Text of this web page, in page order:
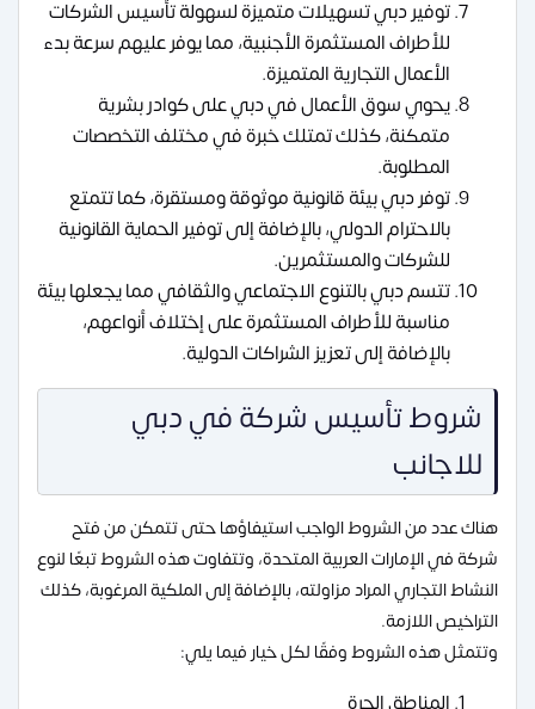
توفير دبي تسهيلات متميزة لسهولة تأسيس الشركات
للأطراف المستثمرة الأجنبية، مما يوفر عليهم سرعة بدء
الأعمال التجارية المتميزة.
يحوي سوق الأعمال في دبي على كوادر بشرية
متمكنة، كذلك تمتلك خبرة في مختلف التخصصات
المطلوبة.
توفر دبي بيئة قانونية موثوقة ومستقرة، كما تتمتع
بالاحترام الدولي، بالإضافة إلى توفير الحماية القانونية
للشركات والمستثمرين.
تتسم دبي بالتنوع الاجتماعي والثقافي مما يجعلها بيئة
مناسبة للأطراف المستثمرة على إختلافأنواعهم،
بالإضافة إلى تعزيز الشراكات الدولية.
شروط تأسيس شركة في دبي
للاجانب
هناك عدد من الشروط الواجب استيفاؤها حتى تتمكن من فتح
شركة في الإمارات العربية المتحدة، وتتفاوت هذه الشروط تبعًا لنوع
النشاط التجاري المراد مزاولته، بالإضافة إلى الملكية المرغوبة، كذلك
التراخيص اللازمة.
وتتمثل هذه الشروط وفقًا لكل خيار فيما يلي:
المناطق الحرة